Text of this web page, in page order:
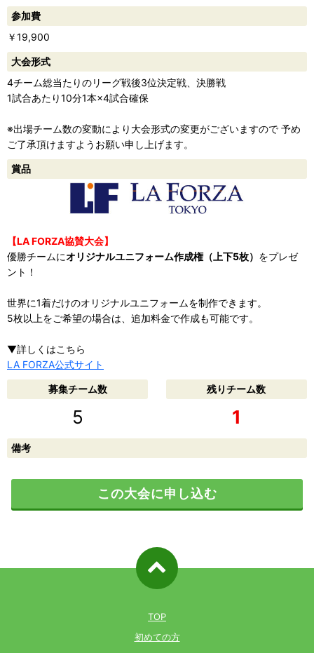
ギ
ツ
ー
参加費
￥19,900
大会形式
4チーム総当たりのリーグ戦後3位決定戦、決勝戦
1試合あたり10分1本×4試合確保
※出場チーム数の変動により大会形式の変更がございますので 予め
ご了承頂けますようお願い申し上げます。
賞品
【LA FORZA協賛大会】
優勝チームにオリジナルユニフォーム作成権（上下5枚） をプレゼ
ント！
世界に1着だけのオリジナルユニフォームを制作できます。
5枚以上をご希望の場合は、追加料金で作成も可能です。
▼詳しくはこちら
LA FORZA公式サイト
募集チーム数
5
残りチーム数
1
備考
この大会に申し込む
TOP
初めての方